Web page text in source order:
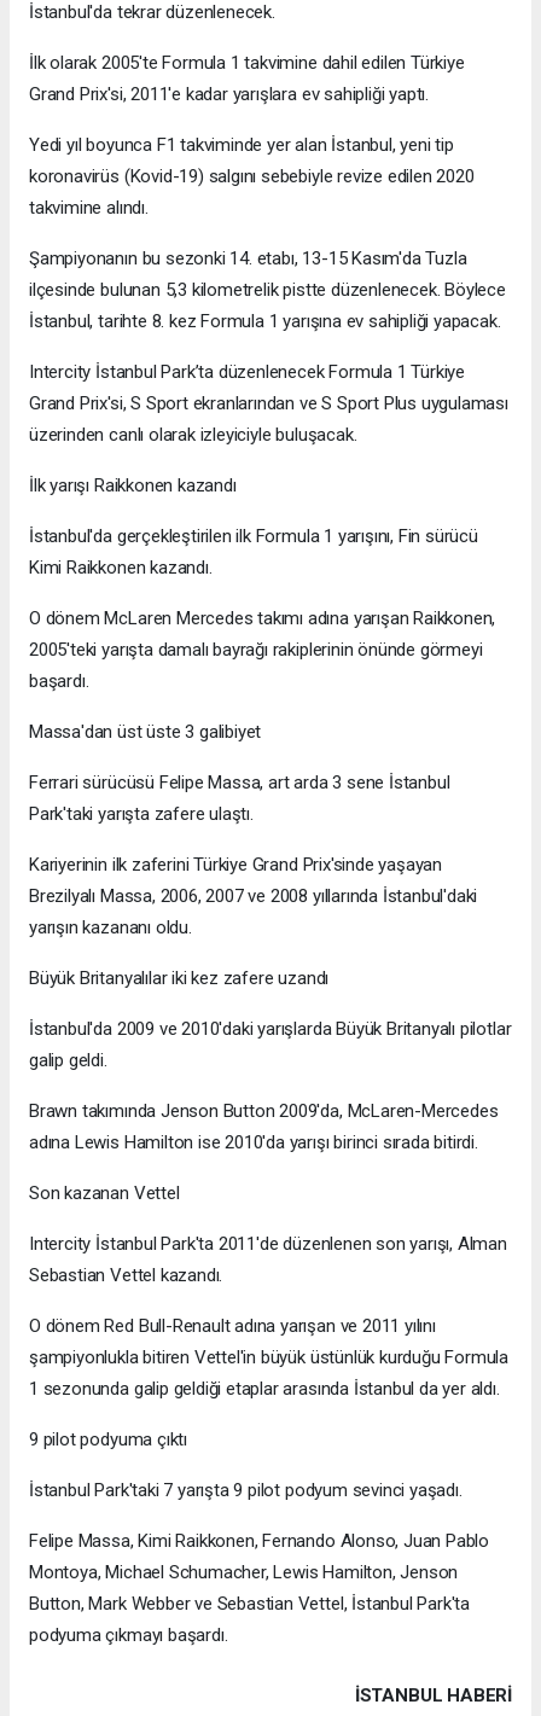
İstanbul'da tekrar düzenlenecek.
İlk olarak 2005'te Formula 1 takvimine dahil edilen Türkiye
Grand Prix'si, 2011'e kadar yarışlara ev sahipliği yaptı.
Yedi yıl boyunca F1 takviminde yer alan İstanbul, yeni tip
koronavirüs (Kovid-19) salgını sebebiyle revize edilen 2020
takvimine alındı.
Şampiyonanın bu sezonki 14. etabı, 13-15 Kasım'da Tuzla
ilçesinde bulunan 5,3 kilometrelik pistte düzenlenecek. Böylece
İstanbul, tarihte 8. kez Formula 1 yarışına ev sahipliği yapacak.
Intercity İstanbul Park’ta düzenlenecek Formula 1 Türkiye
Grand Prix'si, S Sport ekranlarından ve S Sport Plus uygulaması
üzerinden canlı olarak izleyiciyle buluşacak.
İlk yarışı Raikkonen kazandı
İstanbul'da gerçekleştirilen ilk Formula 1 yarışını, Fin sürücü
Kimi Raikkonen kazandı.
O dönem McLaren Mercedes takımı adına yarışan Raikkonen,
2005'teki yarışta damalı bayrağı rakiplerinin önünde görmeyi
başardı.
Massa'dan üst üste 3 galibiyet
Ferrari sürücüsü Felipe Massa, art arda 3 sene İstanbul
Park'taki yarışta zafere ulaştı.
Kariyerinin ilk zaferini Türkiye Grand Prix'sinde yaşayan
Brezilyalı Massa, 2006, 2007 ve 2008 yıllarında İstanbul'daki
yarışın kazananı oldu.
Büyük Britanyalılar iki kez zafere uzandı
İstanbul'da 2009 ve 2010'daki yarışlarda Büyük Britanyalı pilotlar
galip geldi.
Brawn takımında Jenson Button 2009'da, McLaren-Mercedes
adına Lewis Hamilton ise 2010'da yarışı birinci sırada bitirdi.
Son kazanan Vettel
Intercity İstanbul Park'ta 2011'de düzenlenen son yarışı, Alman
Sebastian Vettel kazandı.
O dönem Red Bull-Renault adına yarışan ve 2011 yılını
şampiyonlukla bitiren Vettel'in büyük üstünlük kurduğu Formula
1 sezonunda galip geldiği etaplar arasında İstanbul da yer aldı.
9 pilot podyuma çıktı
İstanbul Park'taki 7 yarışta 9 pilot podyum sevinci yaşadı.
Felipe Massa, Kimi Raikkonen, Fernando Alonso, Juan Pablo
Montoya, Michael Schumacher, Lewis Hamilton, Jenson
Button, Mark Webber ve Sebastian Vettel, İstanbul Park'ta
podyuma çıkmayı başardı.
İSTANBUL HABERİ